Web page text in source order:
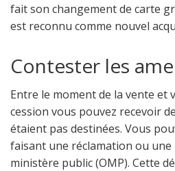
fait son changement de carte
est reconnu comme nouvel
Contester les
Entre le moment de la vente
cession vous pouvez recevoir
étaient pas destinées. Vous
faisant une réclamation ou
ministère public (OMP). Cette